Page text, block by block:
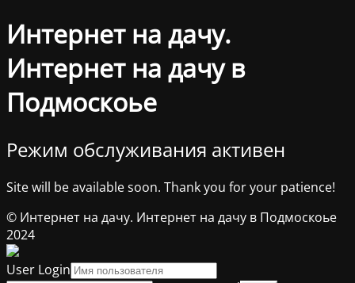
Интернет на дачу.
Интернет на дачу в
Подмоскоье
Режим обслуживания активен
Site will be available soon. Thank you for your patience!
© Интернет на дачу. Интернет на дачу в Подмоскоье
2024
User Login